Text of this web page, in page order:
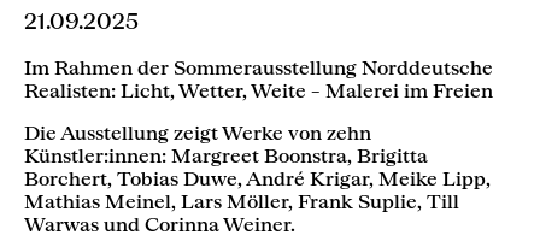
21.09.2025
Im Rahmen der Sommerausstellung Norddeutsche
Realisten: Licht, Wetter, Weite – Malerei im Freien
Die Ausstellung zeigt Werke von zehn
Künstler:innen: Margreet Boonstra, Brigitta
Borchert, Tobias Duwe, André Krigar, Meike Lipp,
Mathias Meinel, Lars Möller, Frank Suplie, Till
Warwas und Corinna Weiner.